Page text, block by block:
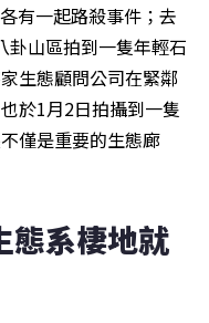
有一起路殺事件；去
卦山區拍到一隻年輕石
生態顧問公司在緊鄰
於1月2日拍攝到一隻
僅是重要的生態廊
態系棲地就